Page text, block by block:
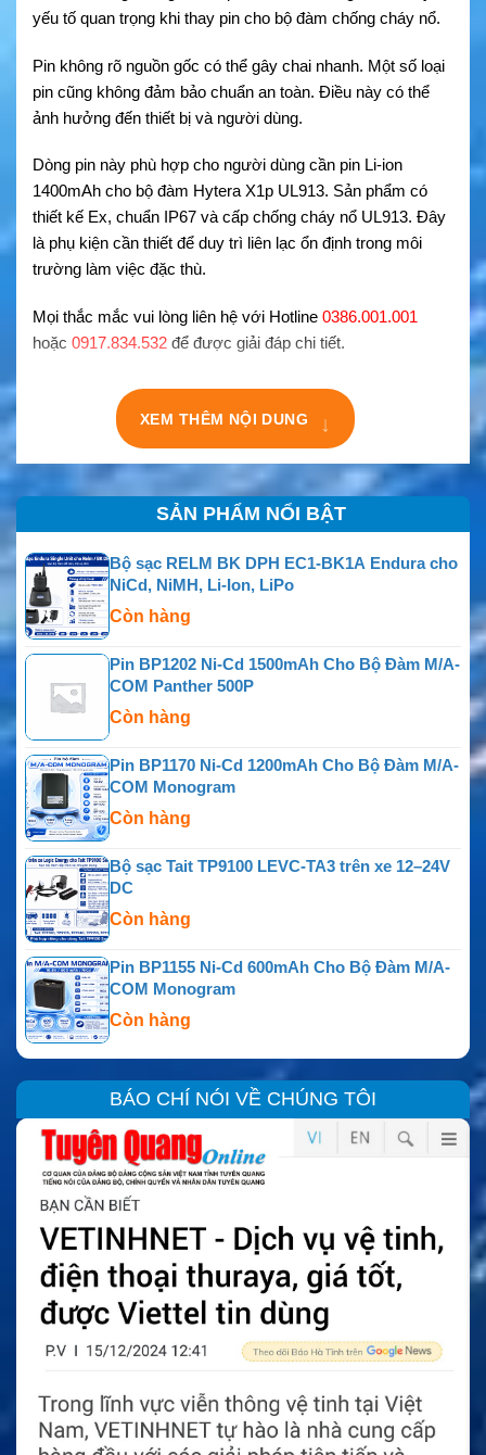
yếu tố quan trọng khi thay pin cho bộ đàm chống cháy nổ.
Pin không rõ nguồn gốc có thể gây chai nhanh. Một số loại
pin cũng không đảm bảo chuẩn an toàn. Điều này có thể
ảnh hưởng đến thiết bị và người dùng.
Dòng pin này phù hợp cho người dùng cần pin Li-ion
1400mAh cho bộ đàm Hytera X1p UL913. Sản phẩm có
thiết kế Ex, chuẩn IP67 và cấp chống cháy nổ UL913. Đây
là phụ kiện cần thiết để duy trì liên lạc ổn định trong môi
trường làm việc đặc thù.
Mọi thắc mắc vui lòng liên hệ với Hotline 0386.001.001
hoặc 0917.834.532 để được giải đáp chi tiết.
XEM THÊM NỘI DUNG ↓
SẢN PHẨM NỔI BẬT
Bộ sạc RELM BK DPH EC1-BK1A Endura cho
NiCd, NiMH, Li-Ion, LiPo
Còn hàng
Pin BP1202 Ni-Cd 1500mAh Cho Bộ Đàm M/A-
COM Panther 500P
Còn hàng
Pin BP1170 Ni-Cd 1200mAh Cho Bộ Đàm M/A-
COM Monogram
Còn hàng
Bộ sạc Tait TP9100 LEVC-TA3 trên xe 12–24V
DC
Còn hàng
Pin BP1155 Ni-Cd 600mAh Cho Bộ Đàm M/A-
COM Monogram
Còn hàng
BÁO CHÍ NÓI VỀ CHÚNG TÔI